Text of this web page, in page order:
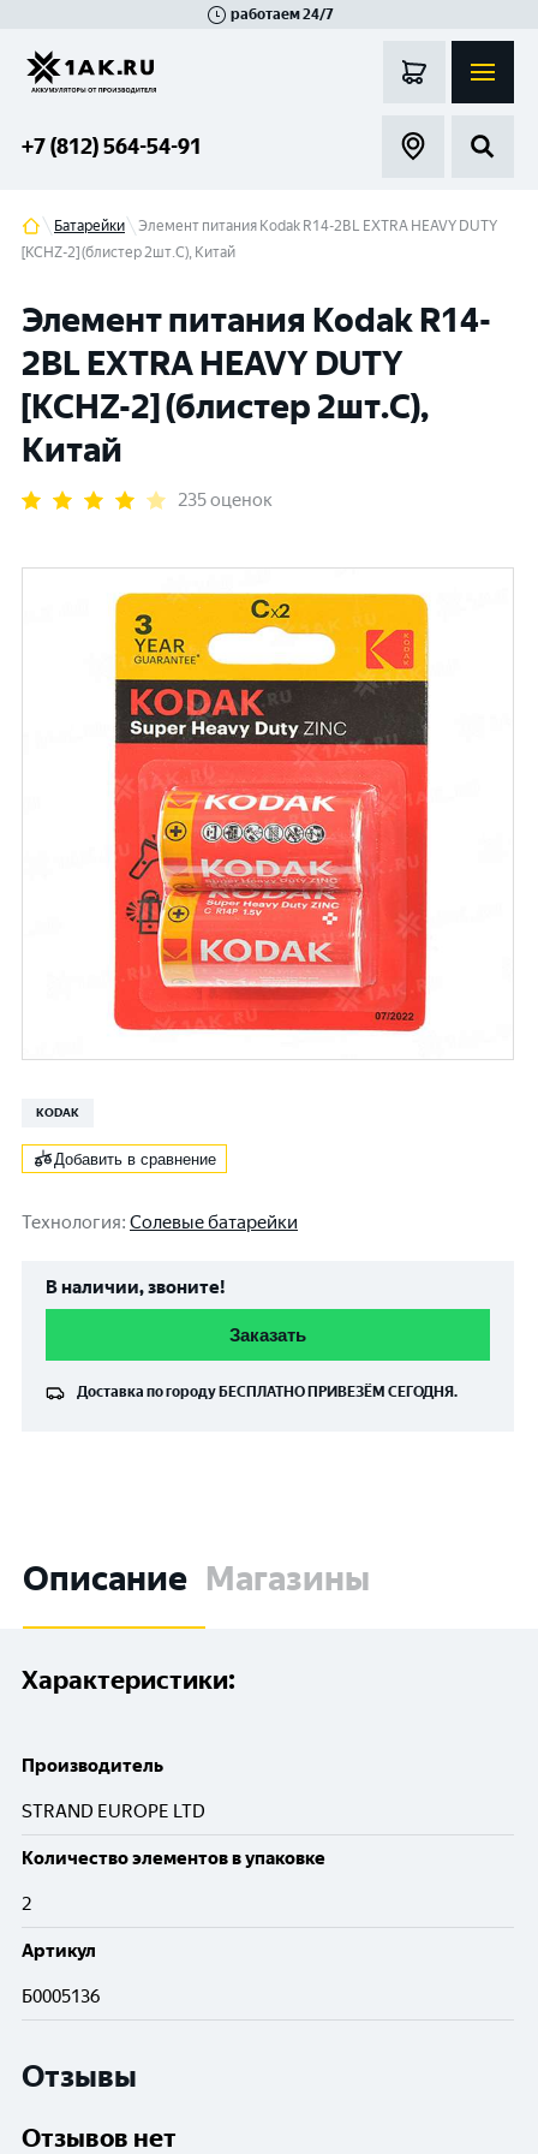
работаем 24/7
+7 (812) 564-54-91
Батарейки
Элемент питания Kodak R14-2BL EXTRA HEAVY DUTY
[KCHZ-2] (блистер 2шт.C), Китай
Элемент питания Kodak R14-
2BL EXTRA HEAVY DUTY
[KCHZ-2] (блистер 2шт.C),
Китай
235 оценок
KODAK
Добавить в сравнение
Технология: Солевые батарейки
В наличии, звоните!
Заказать
Доставка по городу БЕСПЛАТНО ПРИВЕЗЁМ СЕГОДНЯ.
Описание Магазины
Характеристики:
Производитель
STRAND EUROPE LTD
Количество элементов в упаковке
2
Артикул
Б0005136
Отзывы
Отзывов нет
Гатчина